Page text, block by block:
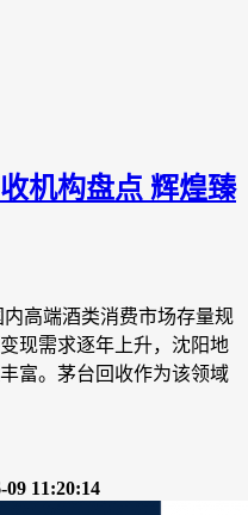
机构盘点 辉煌臻
高端酒类消费市场存量规
现需求逐年上升，沈阳地
富。茅台回收作为该领域
09 11:20:14